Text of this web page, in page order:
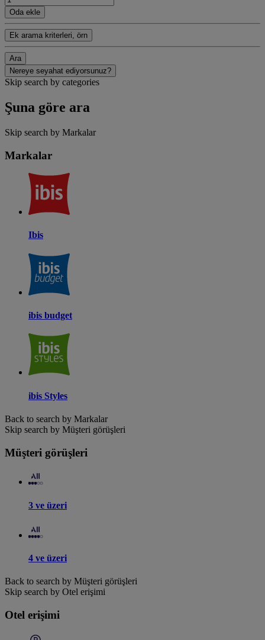
Oda ekle
Ek arama kriterleri, örn
Ara
Nereye seyahat ediyorsunuz?
Skip search by categories
Şuna göre ara
Skip search by Markalar
Markalar
Ibis
ibis budget
ibis Styles
Back to search by Markalar
Skip search by Müşteri görüşleri
Müşteri görüşleri
3 ve üzeri
4 ve üzeri
Back to search by Müşteri görüşleri
Skip search by Otel erişimi
Otel erişimi